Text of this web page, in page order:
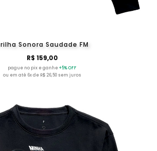
Sonora Saudade FM
R$ 159,00
pague no pix e ganhe+5% OFF
ou em até 6x de R$ 26,50 sem juros